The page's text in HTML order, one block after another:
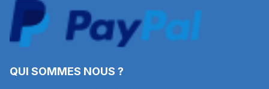
QUI SOMMES NOUS ?